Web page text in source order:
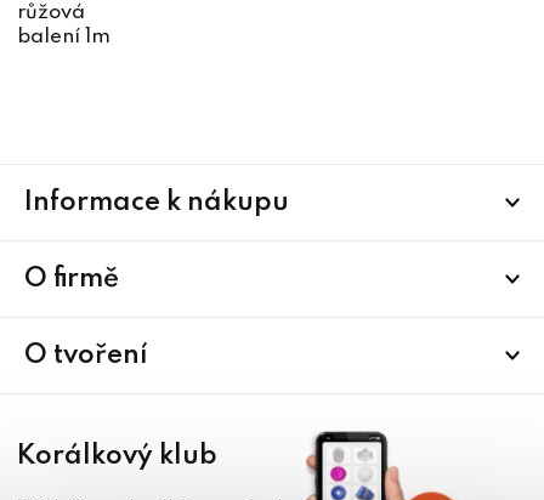
růžová
balení 1m
Informace k nákupu
O firmě
O tvoření
Korálkový klub